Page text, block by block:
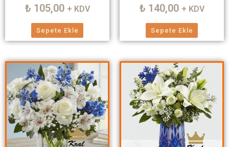
₺ 105,00 + KDV
Sepete Ekle
₺ 140,00 + KDV
Sepete Ekle